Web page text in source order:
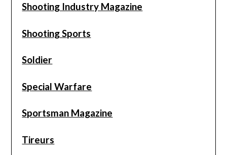
Shooting Industry Magazine
Shooting Sports
Soldier
Special Warfare
Sportsman Magazine
Tireurs